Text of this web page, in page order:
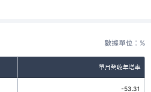
數據單位：%
單月營收年增率
-53.31